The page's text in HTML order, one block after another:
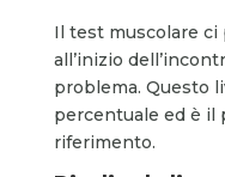
Il test muscolare ci
all’inizio
problema. Questo
percentuale ed è il
riferimento.